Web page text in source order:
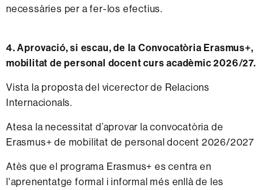
necessàries per a fer-los efectius.
4. Aprovació, si escau, de la Convocatòria Erasmus+,
mobilitat de personal docent curs acadèmic 2026/27.
Vista la proposta del vicerector de Relacions
Internacionals.
Atesa la necessitat d’aprovar la convocatòria de
Erasmus+ de mobilitat de personal docent 2026/2027
Atès que el programa Erasmus+ es centra en
l'aprenentatge formal i informal més enllà de les